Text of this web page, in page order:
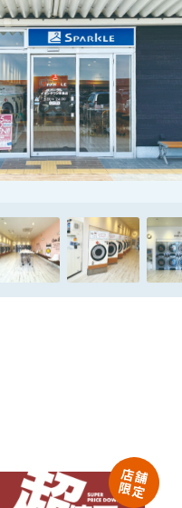
店舗
限定